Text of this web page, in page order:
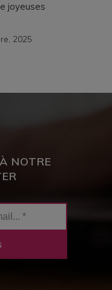
joyeuses
2025
NOTRE